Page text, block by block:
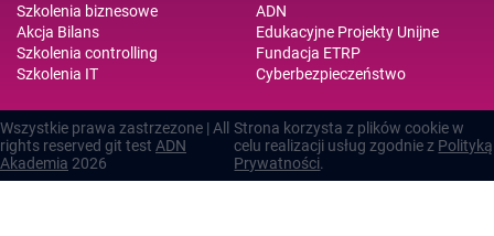
Szkolenia biznesowe
Akcja Bilans
Szkolenia controlling
Szkolenia IT
ADN
Edukacyjne Projekty Unijne
Fundacja ETRP
Cyberbezpieczeństwo
Wszystkie prawa zastrzezone | All
rights reserved git test ADN
Akademia 2026
Strona korzysta z plików cookie w
celu realizacji usług zgodnie z Polityką
Prywatności.